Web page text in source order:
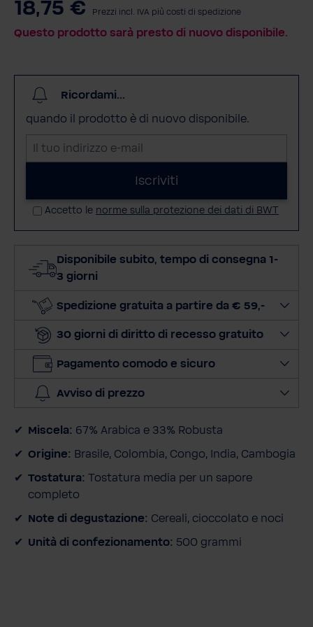
18,75 € Prezzi incl. IVA più costi di spedizione
Questo prodotto sarà presto di nuovo disponibile.
Ricordami...
quando il prodotto è di nuovo disponibile.
l
i
a
Iscriviti
Accetto le norme sulla protezione dei dati di BWT
Disponibile subito, tempo di consegna 1-
3 giorni
Spedizione gratuita a partire da € 59,-
30 giorni di diritto di recesso gratuito
Pagamento comodo e sicuro
Avviso di prezzo
Miscela: 67% Arabica e 33% Robusta
Origine: Brasile, Colombia, Congo, India, Cambogia
Tostatura: Tostatura media per un sapore
completo
Note di degustazione: Cereali, cioccolato e noci
Unità di confezionamento: 500 grammi